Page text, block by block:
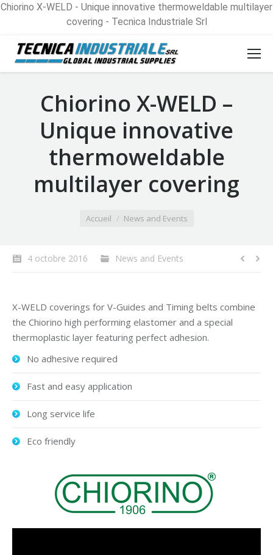
Chiorino X-WELD - Unique innovative thermoweldable multilayer
covering - Tecnica Industriale Srl
Chiorino X-WELD –
Unique innovative
thermoweldable
multilayer covering
Accueil News and Events
4 octobre 2016 News and Events
X-WELD coverings for V-Guides and Timing belts combine
the Chiorino high performing elastomer and a special
thermoplastic layer featuring perfect adhesion.
No adhesive required
Fast and easy application
Long service life
Eco friendly